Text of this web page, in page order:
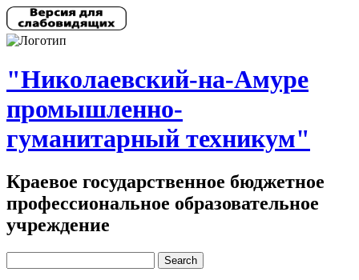
"Николаевский-на-Амуре
промышленно-
гуманитарный техникум"
Краевое государственное бюджетное
профессиональное образовательное
учреждение